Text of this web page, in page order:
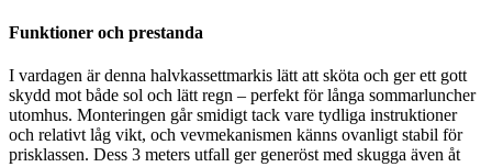
Funktioner och prestanda
I vardagen är denna halvkassettmarkis lätt att sköta och ger ett gott
skydd mot både sol och lätt regn – perfekt för långa sommarluncher
utomhus. Monteringen går smidigt tack vare tydliga instruktioner
och relativt låg vikt, och vevmekanismen känns ovanligt stabil för
prisklassen. Dess 3 meters utfall ger generöst med skugga även åt